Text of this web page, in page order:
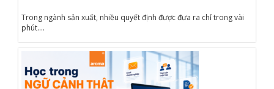
Trong ngành sản xuất, nhiều quyết định được đưa ra chỉ trong vài
phút....